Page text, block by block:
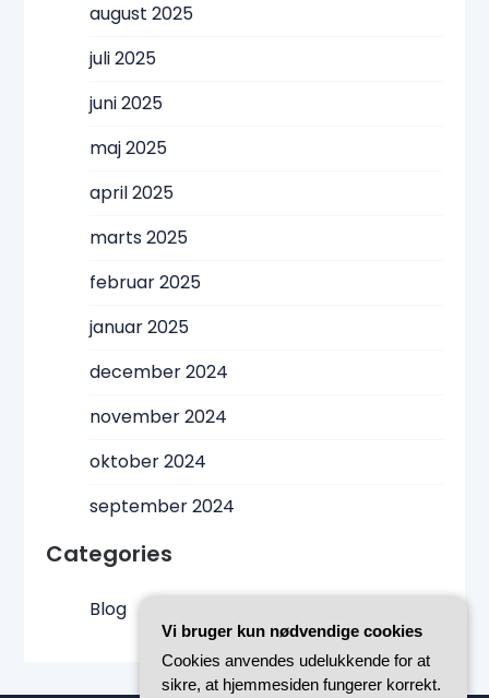
august 2025
juli 2025
juni 2025
maj 2025
april 2025
marts 2025
februar 2025
januar 2025
december 2024
november 2024
oktober 2024
september 2024
Categories
Blog
Vi bruger kun nødvendige cookies
Cookies anvendes udelukkende for at
sikre, at hjemmesiden fungerer korrekt.